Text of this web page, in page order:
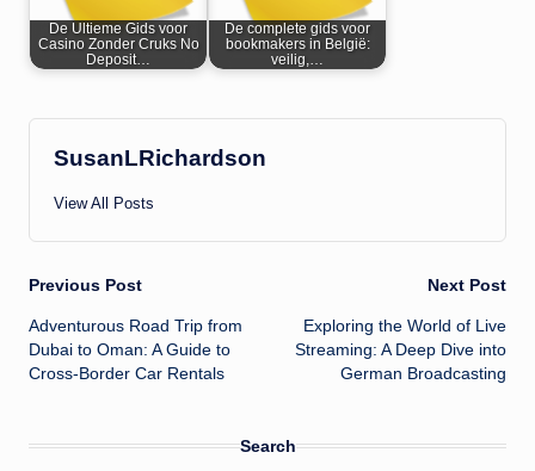
De Ultieme Gids voor
Casino Zonder Cruks No
Deposit…
De complete gids voor
bookmakers in België:
veilig,…
SusanLRichardson
View All Posts
Post
navigation
Previous Post
Adventurous Road Trip from
Dubai to Oman: A Guide to
Cross-Border Car Rentals
Next Post
Exploring the World of Live
Streaming: A Deep Dive into
German Broadcasting
Search